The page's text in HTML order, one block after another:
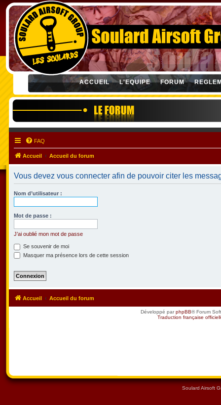
ACCUEIL L'EQUIPE FORUM
FAQ
Accueil Accueil du forum
Vous devez vous connecter afin de pouvoir citer les
Nom d’utilisateur :
Mot de passe :
J’ai oublié mon mot de passe
Se souvenir de moi
Masquer ma présence lors de cette session
Accueil Accueil du forum
Développé parphpBB® Forum
Traduction française
Soulard Airsoft